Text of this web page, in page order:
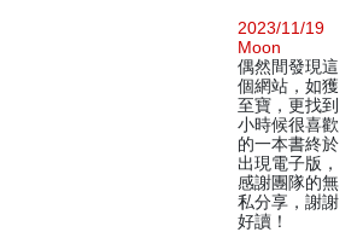
2023/11/19
Moon
偶然間發現這
個網站，如獲
至寶，更找到
小時候很喜歡
的一本書終於
出現電子版，
感謝團隊的無
私分享，謝謝
好讀！